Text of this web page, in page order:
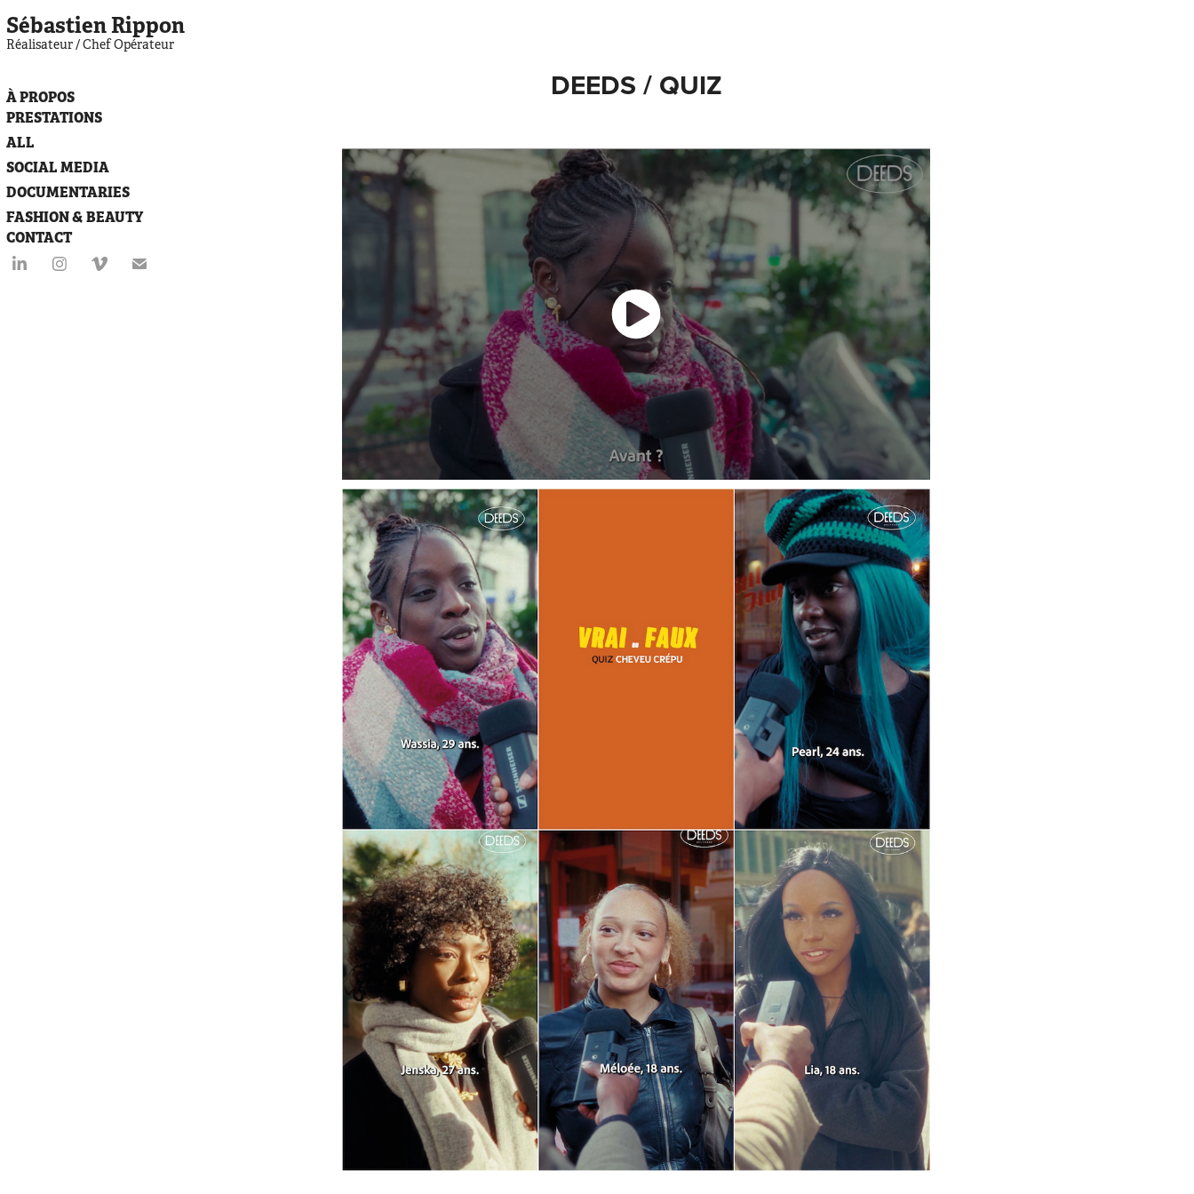
Sébastien Rippon
Réalisateur / Chef Opérateur
À PROPOS
PRESTATIONS
ALL
SOCIAL MEDIA
DOCUMENTARIES
FASHION & BEAUTY
CONTACT
DEEDS / QUIZ